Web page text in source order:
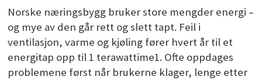
Norske næringsbygg bruker store mengder energi –
og mye av den går rett og slett tapt. Feil i
ventilasjon, varme og kjøling fører hvert år til et
energitap opp til 1 terawattime1. Ofte oppdages
problemene først når brukerne klager, lenge etter